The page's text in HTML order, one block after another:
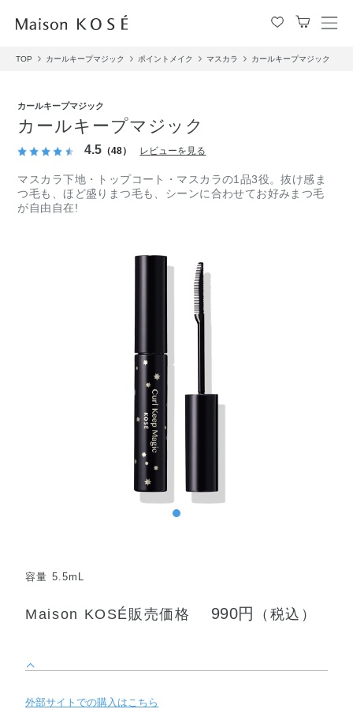
メ
TOP カールキープマジック ポイントメイク マスカラ カールキープマジック
カールキープマジック
カールキープマジック
4.5 （48） レビューを見る
マスカラ下地・トップコート・マスカラの1品3役。抜け感ま
つ毛も、ほど盛りまつ毛も、シーンに合わせてお好みまつ毛
が自由自在!
容量 5.5mL
Maison KOSÉ販売価格 990円 （税込）
外部サイトでの購入はこちら